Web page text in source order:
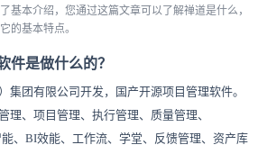
基本介绍，您通过这篇文章可以了解禅道是什么，
的基本特点。
件是做什么的？
集团有限公司开发，国产开源项目管理软件。
理、项目管理、执行管理、质量管理、
、BI效能、工作流、学堂、反馈管理、资产库